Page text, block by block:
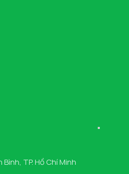
TP. Hồ Chí Minh